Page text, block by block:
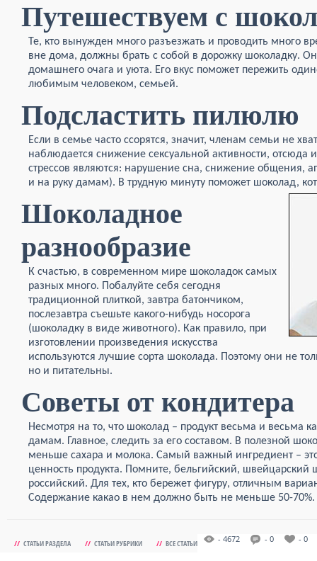
Путешествуем с
Те, кто вынужден много разъезжать и проводить много
вне дома, должны брать с собой в дорожку шоколадку.
домашнего очага и уюта. Его вкус поможет пережить
любимым человеком, семьей.
Подсластить пилюлю
Если в семье часто ссорятся, значит, членам семьи не
наблюдается снижение сексуальной активности,
стрессов являются: нарушение сна, снижение общения,
и на руку дамам). В трудную минуту поможет шоколад,
Шоколадное
разнообразие
К счастью, в современном мире шоколадок самых
разных много. Побалуйте себя сегодня
традиционной плиткой, завтра батончиком,
послезавтра съешьте какого-нибудь носорога
(шоколадку в виде животного). Как правило, при
изготовлении произведения искусства
используются лучшие сорта шоколада. Поэтому они не
но и питательны.
Советы от кондитера
Несмотря на то, что шоколад – продукт весьма и весьма
дамам. Главное, следить за его составом. В полезной
меньше сахара и молока. Самый важный ингредиент – это
ценность продукта. Помните, бельгийский, швейцарский
российский. Для тех, кто бережет фигуру, отличным
Содержание какао в нем должно быть не меньше 50-70%.
// СТАТЬИ РАЗДЕЛА // СТАТЬИ РУБРИКИ // ВСЕ СТАТЬИ - 4672 - 0 - 0